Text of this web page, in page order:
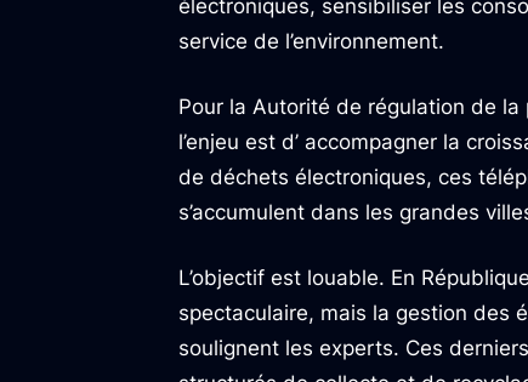
électroniques, sensibiliser les
service de l’environnement.
Pour la Autorité de régulation de
l’enjeu est d’ accompagner la
de déchets électroniques, ces
s’accumulent dans les grandes
L’objectif est louable. En
spectaculaire, mais la gestion des
soulignent les experts. Ces